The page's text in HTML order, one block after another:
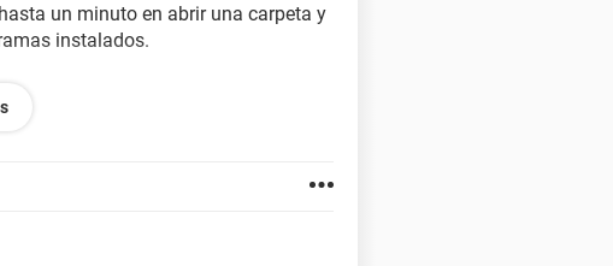
un minuto en abrir una carpeta y
instalados.